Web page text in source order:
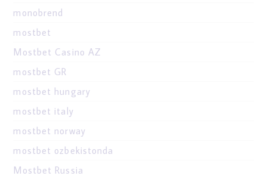
monobrend
mostbet
Mostbet Casino AZ
mostbet GR
mostbet hungary
mostbet italy
mostbet norway
mostbet ozbekistonda
Mostbet Russia